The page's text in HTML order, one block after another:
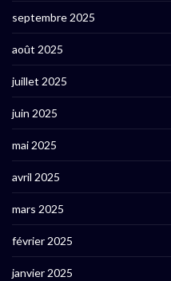
septembre 2025
août 2025
juillet 2025
juin 2025
mai 2025
avril 2025
mars 2025
février 2025
janvier 2025